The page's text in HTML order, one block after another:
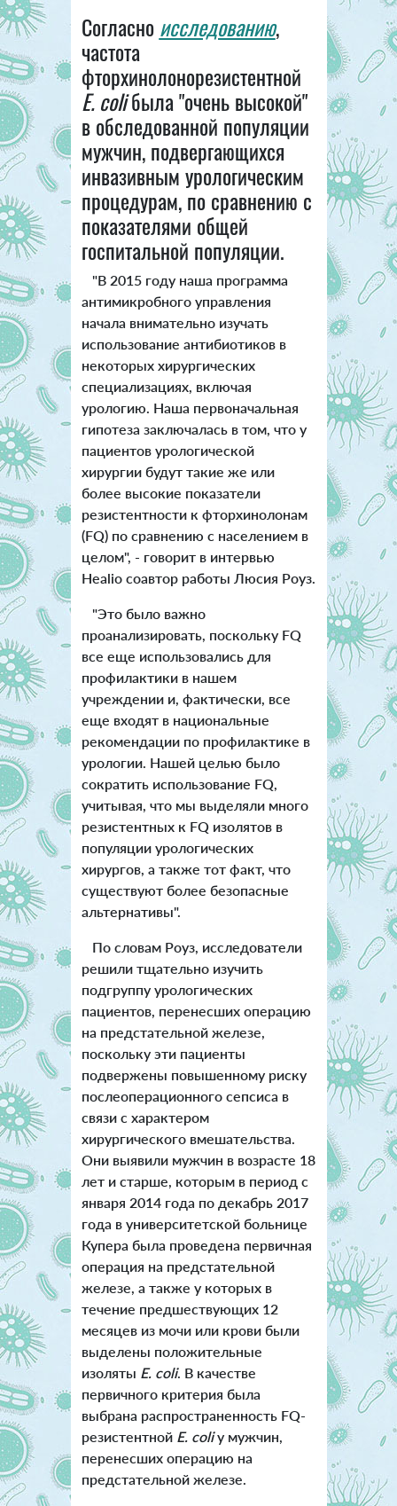
Согласноисследованию,
частота
фторхинолонорезистентной
E. coliбыла "очень высокой"
в обследованной популяции
мужчин, подвергающихся
инвазивным урологическим
процедурам, по сравнению с
показателями общей
госпитальной популяции.
"В 2015 году наша программа
антимикробного управления
начала внимательно изучать
использование антибиотиков в
некоторых хирургических
специализациях, включая
урологию. Наша первоначальная
гипотеза заключалась в том, что у
пациентов урологической
хирургии будут такие же или
более высокие показатели
резистентности к фторхинолонам
(FQ) по сравнению с населением в
целом", - говорит в интервью
Healio соавтор работы Люсия Роуз.
"Это было важно
проанализировать, поскольку FQ
все еще использовались для
профилактики в нашем
учреждении и, фактически, все
еще входят в национальные
рекомендации по профилактике в
урологии. Нашей целью было
сократить использование FQ,
учитывая, что мы выделяли много
резистентных к FQ изолятов в
популяции урологических
хирургов, а также тот факт, что
существуют более безопасные
альтернативы".
По словам Роуз, исследователи
решили тщательно изучить
подгруппу урологических
пациентов, перенесших операцию
на предстательной железе,
поскольку эти пациенты
подвержены повышенному риску
послеоперационного сепсиса в
связи с характером
хирургического вмешательства.
Они выявили мужчин в возрасте 18
лет и старше, которым в период с
января 2014 года по декабрь 2017
года в университетской больнице
Купера была проведена первичная
операция на предстательной
железе, а также у которых в
течение предшествующих 12
месяцев из мочи или крови были
выделены положительные
изоляты E. coli. В качестве
первичного критерия была
выбрана распространенность FQ-
резистентнойE. coliу мужчин,
перенесших операцию на
предстательной железе.